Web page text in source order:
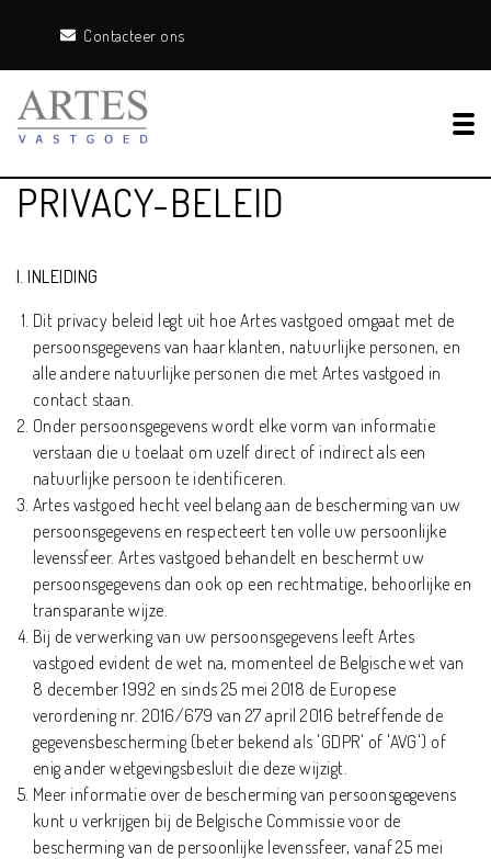
Contacteer ons
PRIVACY-BELEID
I. INLEIDING
Dit privacy beleid legt uit hoe Artes vastgoed omgaat met de
persoonsgegevens van haar klanten, natuurlijke personen, en
alle andere natuurlijke personen die met Artes vastgoed in
contact staan.
Onder persoonsgegevens wordt elke vorm van informatie
verstaan die u toelaat om uzelf direct of indirect als een
natuurlijke persoon te identificeren.
Artes vastgoed hecht veel belang aan de bescherming van uw
persoonsgegevens en respecteert ten volle uw persoonlijke
levenssfeer. Artes vastgoed behandelt en beschermt uw
persoonsgegevens dan ook op een rechtmatige, behoorlijke en
transparante wijze.
Bij de verwerking van uw persoonsgegevens leeft Artes
vastgoed evident de wet na, momenteel de Belgische wet van
8 december 1992 en sinds 25 mei 2018 de Europese
verordening nr. 2016/679 van 27 april 2016 betreffende de
gegevensbescherming (beter bekend als 'GDPR' of 'AVG') of
enig ander wetgevingsbesluit die deze wijzigt.
Meer informatie over de bescherming van persoonsgegevens
kunt u verkrijgen bij de Belgische Commissie voor de
bescherming van de persoonlijke levenssfeer, vanaf 25 mei